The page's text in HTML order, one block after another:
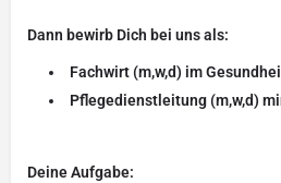
Dann bewirb Dich bei uns als:
Fachwirt (m,w,d) im
Pflegedienstleitung (m,w,d)
Deine Aufgabe: